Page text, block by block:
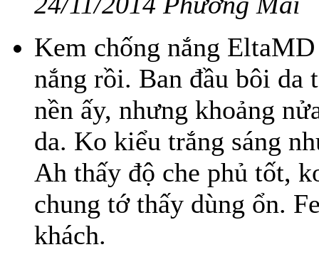
Kem chống nắng
nắng rồi. Ban đầu bôi
nền ấy, nhưng khoảng
da. Ko kiểu trắng sáng
Ah thấy độ che phủ tốt,
chung tớ thấy dùng ổn.
khách.